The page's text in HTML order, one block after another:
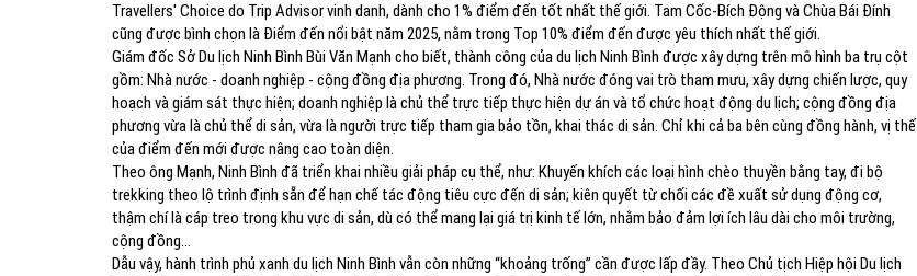
Travellers' Choice do Trip Advisor vinh danh, dành cho 1% điểm đến tốt nhất thế giới. Tam Cốc-Bích Động và Chùa Bái Đính
cũng được bình chọn là Điểm đến nổi bật năm 2025, nằm trong Top 10% điểm đến được yêu thích nhất thế giới.
Giám đốc Sở Du lịch Ninh Bình Bùi Văn Mạnh cho biết, thành công của du lịch Ninh Bình được xây dựng trên mô hình ba trụ cột
gồm: Nhà nước - doanh nghiệp - cộng đồng địa phương. Trong đó, Nhà nước đóng vai trò tham mưu, xây dựng chiến lược, quy
hoạch và giám sát thực hiện; doanh nghiệp là chủ thể trực tiếp thực hiện dự án và tổ chức hoạt động du lịch; cộng đồng địa
phương vừa là chủ thể di sản, vừa là người trực tiếp tham gia bảo tồn, khai thác di sản. Chỉ khi cả ba bên cùng đồng hành, vị thế
của điểm đến mới được nâng cao toàn diện.
Theo ông Mạnh, Ninh Bình đã triển khai nhiều giải pháp cụ thể, như: Khuyến khích các loại hình chèo thuyền bằng tay, đi bộ
trekking theo lộ trình định sẵn để hạn chế tác động tiêu cực đến di sản; kiên quyết từ chối các đề xuất sử dụng động cơ,
thậm chí là cáp treo trong khu vực di sản, dù có thể mang lại giá trị kinh tế lớn, nhằm bảo đảm lợi ích lâu dài cho môi trường,
cộng đồng...
Dẫu vậy, hành trình phủ xanh du lịch Ninh Bình vẫn còn những “khoảng trống” cần được lấp đầy. Theo Chủ tịch Hiệp hội Du lịch